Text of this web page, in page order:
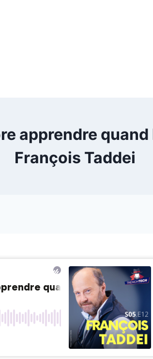
apprendre quand
François Taddei